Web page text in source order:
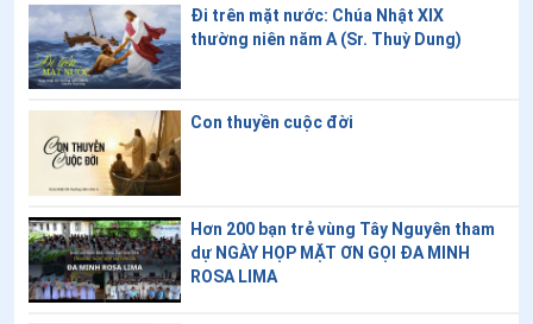
12.Ngày 26/7 - Thánh An rê Phú Yên
13.Ngày 25/7 - Thánh Giacôbê Tông đồ
Ngày 23/7 - Thánh Bighita
15.Ngày 22/7 - Thánh Maria Madalêna
16.Ngày 15/7 - Thánh Bônaventura
17.Ngày 15/7 - Thánh Phêrô Nguyễn Bá Tuần
Đi trên mặt nước: Chúa Nhật XIX
thường niên năm A (Sr. Thuỳ Dung)
Con thuyền cuộc đời
Hơn 200 bạn trẻ vùng Tây Nguyên tham
dự NGÀY HỌP MẶT ƠN GỌI ĐA MINH
ROSA LIMA